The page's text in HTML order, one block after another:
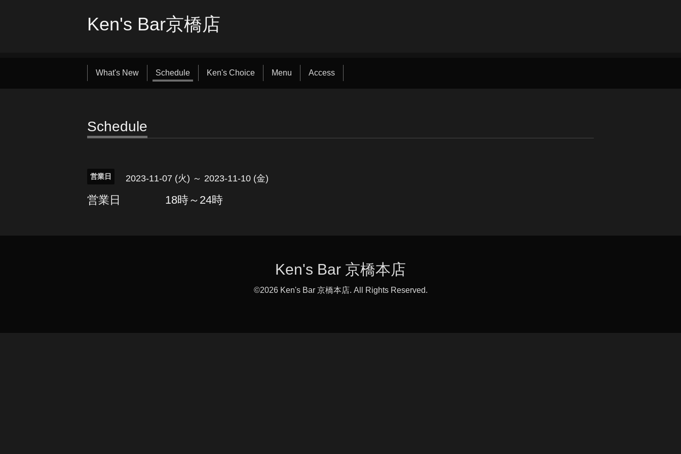
Ken's Bar京橋店
What's New Schedule Ken's Choice Menu Access
Schedule
営業日 2023-11-07 (火) ～ 2023-11-10 (金)
営業日 18時～24時
Ken's Bar 京橋本店
©2026 Ken's Bar 京橋本店. All Rights Reserved.